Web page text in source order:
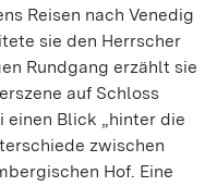
Reisen nach Venedig
sie den Herrscher
Rundgang erzählt sie
auf Schloss
Blick „hinter die
zwischen
Hof. Eine